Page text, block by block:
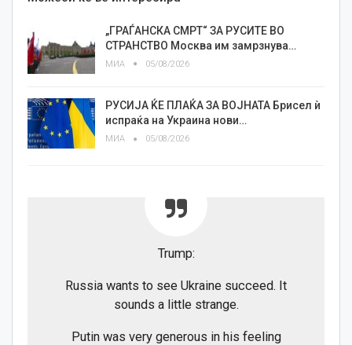
„ГРАЃАНСКА СМРТ“ ЗА РУСИТЕ ВО
СТРАНСТВО Москва им замрзнува…
МИА 05/08/2026
РУСИЈА ЌЕ ПЛАЌА ЗА ВОЈНАТА Брисел ѝ
испраќа на Украина нови…
МИА 05/08/2026
Trump:
Russia wants to see Ukraine succeed. It
sounds a little strange.
Putin was very generous in his feeling